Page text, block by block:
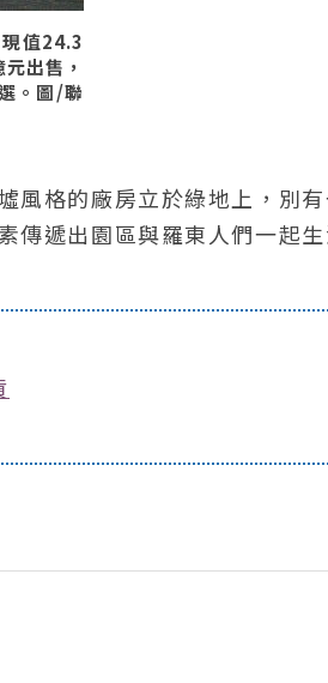
值24.3
出售，
。圖/聯
風格的廠房立於綠地上，別
傳遞出園區與羅東人們一起